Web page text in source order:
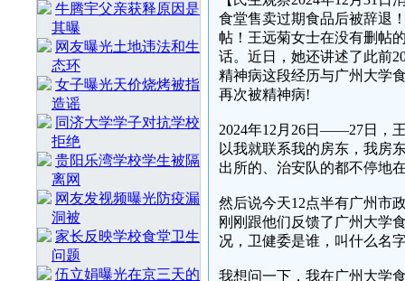
牛腾宇父亲获释原因是
其曝
网友曝光土地违法和生
态环
女子曝光天价烧烤被指
造谣
同济大学学子对抗学校
拒绝
贵阳乐湾学校学生被隔
离网
网友发视频曝光防疫漏
洞被
家长反映学校食堂卫生
问题
伍立娟曝光在京三天的
食堂售卖过期食品后被辞退
帖！王远菊女士在没有删帖
话。近日，她还讲述了此前
精神病这段经历与广州大学
再次被精神病!
2024年12月26日——27日，
以我就联系我的房东，我房
出所的、治安队的都不停地
然后说今天12点半有广州市
刚刚跟他们反馈了广州大学
况，卫健委是谁，叫什么名
我想问一下，我在广州大学